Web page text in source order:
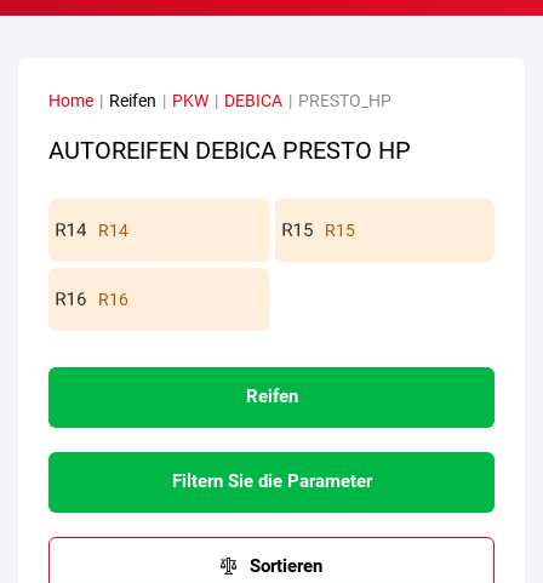
Home | Reifen | PKW | DEBICA | PRESTO_HP
AUTOREIFEN DEBICA PRESTO HP
R14 R15
R16
Reifen
Filtern Sie die Parameter
Sortieren